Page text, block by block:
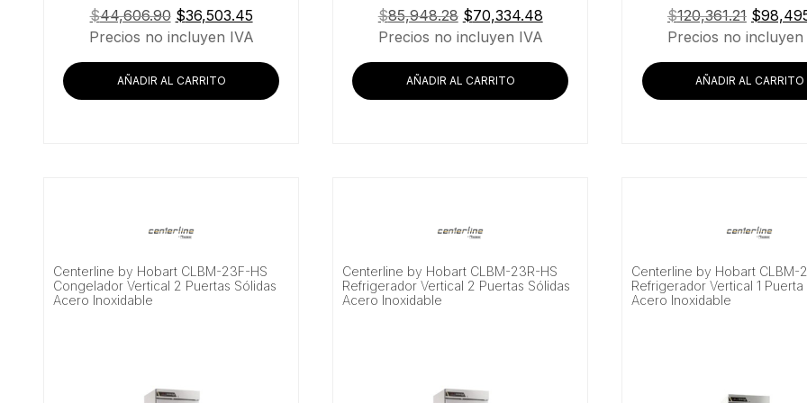
$44,606.90 El
precio
era:
$44,606.90.
$36,503.45El
precio
$36,503.45.
Precios no incluyen IVA
AÑADIR AL CARRITO
$85,948.28 El
precio
era:
$85,948.28.
$70,334.48El
precio
$70,334.48.
Precios no incluyen IVA
AÑADIR AL CARRITO
$120,361.21 El
precio
era:
$
Precios no incluyen
AÑADIR AL CARRITO
Centerline by Hobart CLBM-23F-HS
Congelador Vertical 2 Puertas Sólidas
Acero Inoxidable
Centerline by Hobart CLBM-23R-HS
Refrigerador Vertical 2 Puertas Sólidas
Acero Inoxidable
Centerline by Hobart CLBM-
Refrigerador Vertical 1 Puerta
Acero Inoxidable